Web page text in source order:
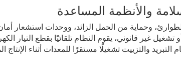
وحماية من الحمل الزائد، ووحدات استشعار
غير قانوني، يقوم النظام تلقائيًا بقطع التيار
والتزييت تشغيلًا مستقرًا للمعدات أثناء